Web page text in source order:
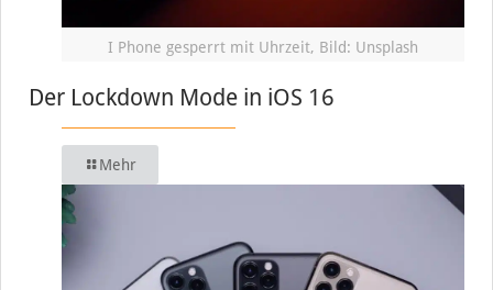
I Phone gesperrt mit Uhrzeit, Bild: Unsplash
Der Lockdown Mode in iOS 16
Mehr